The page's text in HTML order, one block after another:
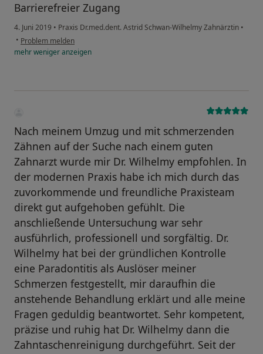
Kinder als Angstpatienten:
eine besonders einfühlsame Behandlung der kleinen
Patienten ist bei uns selbstverständlich und in der
Mehrzahl der Fälle auch sehr erfolgreich. Sollte eine
Barrierefreier Zugang
4. Juni 2019 • Praxis Dr.med.dent. Astrid Schwan-Wilhelmy Zahnärztin •
• Problem melden
mehrwenigeranzeigen
Nach meinem Umzug und mit schmerzenden
Zähnen auf der Suche nach einem guten
Zahnarzt wurde mir Dr. Wilhelmy empfohlen. In
der modernen Praxis habe ich mich durch das
zuvorkommende und freundliche Praxisteam
direkt gut aufgehoben gefühlt. Die
anschließende Untersuchung war sehr
ausführlich, professionell und sorgfältig. Dr.
Wilhelmy hat bei der gründlichen Kontrolle
eine Paradontitis als Auslöser meiner
Schmerzen festgestellt, mir daraufhin die
anstehende Behandlung erklärt und alle meine
Fragen geduldig beantwortet. Sehr kompetent,
präzise und ruhig hat Dr. Wilhelmy dann die
Zahntaschenreinigung durchgeführt. Seit der